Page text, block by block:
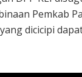
Pemkab
dicicipi